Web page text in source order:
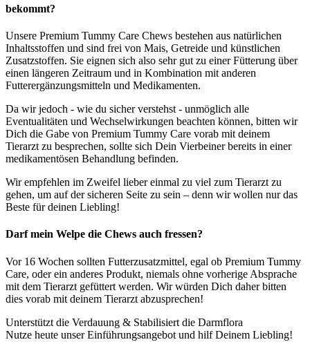
bekommt?
Unsere Premium Tummy Care Chews bestehen aus natürlichen
Inhaltsstoffen und sind frei von Mais, Getreide und künstlichen
Zusatzstoffen. Sie eignen sich also sehr gut zu einer Fütterung über
einen längeren Zeitraum und in Kombination mit anderen
Futterergänzungsmitteln und Medikamenten.
Da wir jedoch - wie du sicher verstehst - unmöglich alle
Eventualitäten und Wechselwirkungen beachten können, bitten wir
Dich die Gabe von Premium Tummy Care vorab mit deinem
Tierarzt zu besprechen, sollte sich Dein Vierbeiner bereits in einer
medikamentösen Behandlung befinden.
Wir empfehlen im Zweifel lieber einmal zu viel zum Tierarzt zu
gehen, um auf der sicheren Seite zu sein – denn wir wollen nur das
Beste für deinen Liebling!
Darf mein Welpe die Chews auch fressen?
Vor 16 Wochen sollten Futterzusatzmittel, egal ob Premium Tummy
Care, oder ein anderes Produkt, niemals ohne vorherige Absprache
mit dem Tierarzt gefüttert werden. Wir würden Dich daher bitten
dies vorab mit deinem Tierarzt abzusprechen!
Unterstützt die Verdauung & Stabilisiert die Darmflora
Nutze heute unser Einführungsangebot und hilf Deinem Liebling!